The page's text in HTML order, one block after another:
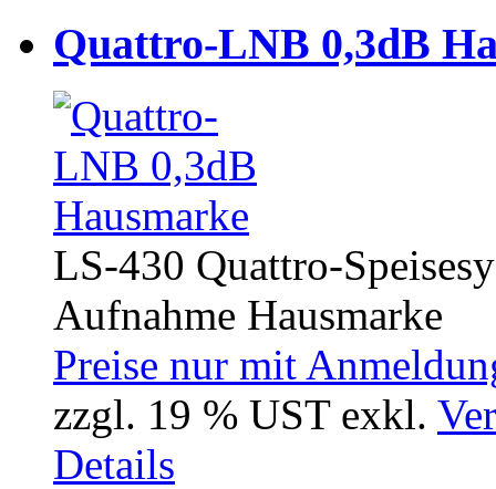
Quattro-LNB 0,3dB
LS-430 Quattro-
Aufnahme Hausmarke
Preise nur mit
zzgl. 19 % UST exkl.
Details